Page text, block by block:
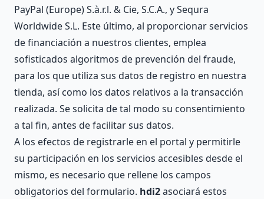
PayPal (Europe) S.à.r.l. & Cie, S.C.A., y Sequra
Worldwide S.L. Este último, al proporcionar servicios
de financiación a nuestros clientes, emplea
sofisticados algoritmos de prevención del fraude,
para los que utiliza sus datos de registro en nuestra
tienda, así como los datos relativos a la transacción
realizada. Se solicita de tal modo su consentimiento
a tal fin, antes de facilitar sus datos.
A los efectos de registrarle en el portal y permitirle
su participación en los servicios accesibles desde el
mismo, es necesario que rellene los campos
obligatorios del formulario. hdi2asociará estos